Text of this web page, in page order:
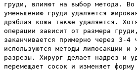
груди, влияют на выбор метода. Во
уменьшению груди удаляется
дряблая кожа также удаляется.
операции зависит от размера
заканчивается примерно через 3-4
используются методы липосакции и
разрезы. Хирург делает надрез и
перемещает сосок и изменяет